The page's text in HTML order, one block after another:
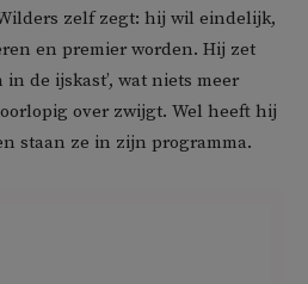
zelf zegt: hij wil eindelijk,
en premier worden. Hij zet
de ijskast’, wat niets meer
over zwijgt. Wel heeft hij
staan ze in zijn programma.